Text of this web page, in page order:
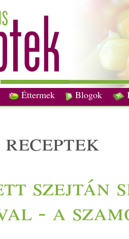
Éttermek Blogok
receptek
szejtán
- a